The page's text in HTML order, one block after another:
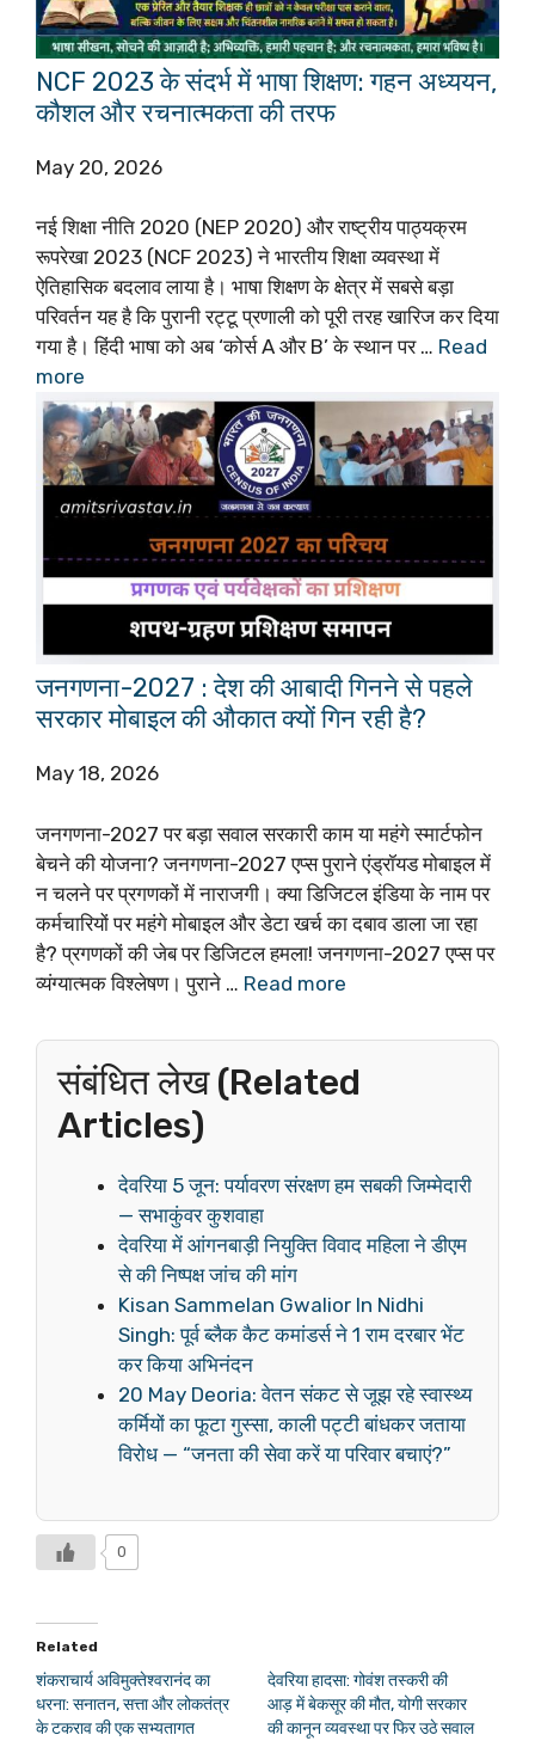
NCF 2023 के संदर्भ में भाषा शिक्षण: गहन अध्ययन,
कौशल और रचनात्मकता की तरफ
May 20, 2026
नई शिक्षा नीति 2020 (NEP 2020) और राष्ट्रीय पाठ्यक्रम
रूपरेखा 2023 (NCF 2023) ने भारतीय शिक्षा व्यवस्था में
ऐतिहासिक बदलाव लाया है। भाषा शिक्षण के क्षेत्र में सबसे बड़ा
परिवर्तन यह है कि पुरानी रट्टू प्रणाली को पूरी तरह खारिज कर दिया
गया है। हिंदी भाषा को अब ‘कोर्स A और B’ के स्थान पर … Read
more
जनगणना-2027 : देश की आबादी गिनने से पहले
सरकार मोबाइल की औकात क्यों गिन रही है?
May 18, 2026
जनगणना-2027 पर बड़ा सवाल सरकारी काम या महंगे स्मार्टफोन
बेचने की योजना? जनगणना-2027 एप्स पुराने एंड्रॉयड मोबाइल में
न चलने पर प्रगणकों में नाराजगी। क्या डिजिटल इंडिया के नाम पर
कर्मचारियों पर महंगे मोबाइल और डेटा खर्च का दबाव डाला जा रहा
है? प्रगणकों की जेब पर डिजिटल हमला! जनगणना-2027 एप्स पर
व्यंग्यात्मक विश्लेषण। पुराने … Read more
संबंधित लेख (Related
Articles)
देवरिया 5 जून: पर्यावरण संरक्षण हम सबकी जिम्मेदारी
— सभाकुंवर कुशवाहा
देवरिया में आंगनबाड़ी नियुक्ति विवाद महिला ने डीएम
से की निष्पक्ष जांच की मांग
Kisan Sammelan Gwalior In Nidhi
Singh: पूर्व ब्लैक कैट कमांडर्स ने 1 राम दरबार भेंट
कर किया अभिनंदन
20 May Deoria: वेतन संकट से जूझ रहे स्वास्थ्य
कर्मियों का फूटा गुस्सा, काली पट्टी बांधकर जताया
विरोध — “जनता की सेवा करें या परिवार बचाएं?”
0
Related
शंकराचार्य अविमुक्तेश्वरानंद का
धरना: सनातन, सत्ता और लोकतंत्र
के टकराव की एक सभ्यतागत
देवरिया हादसा: गोवंश तस्करी की
आड़ में बेकसूर की मौत, योगी सरकार
की कानून व्यवस्था पर फिर उठे सवाल